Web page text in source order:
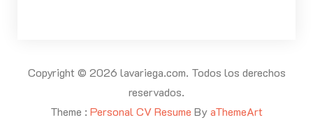
Copyright © 2026 lavariega.com. Todos los derechos
reservados.
Theme : Personal CV Resume ByaThemeArt